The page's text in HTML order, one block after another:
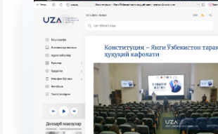
Mavzuni tanlang — keyin shu mavzudagi aniq
savollar chiqadi:
3. Suhbat (bakalavr) (8)
5. To'lov-kontrakt (2) 6. Elektron ariza (16)